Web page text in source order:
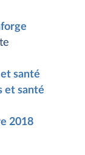
santé
et santé
2018